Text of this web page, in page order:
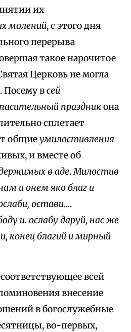
их
молений, с этого дня
перерыва
такое нарочитое
Церковь не могла
Посему всей
праздникона
сплетает
общиеумилостивления
и вместе об
в аде.Милостив
и онем яко благ и
остави….
и. ослабу даруй, нас же
конец благий и мирный
всей
внесение
в богослужебные
во-первых,